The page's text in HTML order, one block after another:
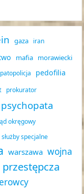
gaza iran
mafia morawiecki
patopolicja pedofilia
prokurator
psychopata
okręgowy
służby specjalne
warszawa wojna